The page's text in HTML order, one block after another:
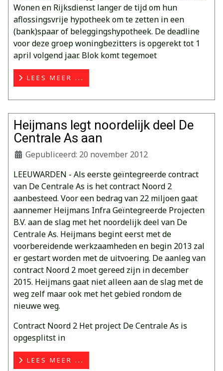
Wonen en Rijksdienst langer de tijd om hun
aflossingsvrije hypotheek om te zetten in een
(bank)spaar of beleggingshypotheek. De deadline
voor deze groep woningbezitters is opgerekt tot 1
april volgend jaar. Blok komt tegemoet
LEES MEER ...
Heijmans legt noordelijk deel De
Centrale As aan
Gepubliceerd: 20 november 2012
LEEUWARDEN - Als eerste geïntegreerde contract
van De Centrale As is het contract Noord 2
aanbesteed. Voor een bedrag van 22 miljoen gaat
aannemer Heijmans Infra Geïntegreerde Projecten
B.V. aan de slag met het noordelijk deel van De
Centrale As. Heijmans begint eerst met de
voorbereidende werkzaamheden en begin 2013 zal
er gestart worden met de uitvoering. De aanleg van
contract Noord 2 moet gereed zijn in december
2015. Heijmans gaat niet alleen aan de slag met de
weg zelf maar ook met het gebied rondom de
nieuwe weg.
Contract Noord 2 Het project De Centrale As is
opgesplitst in
LEES MEER ...